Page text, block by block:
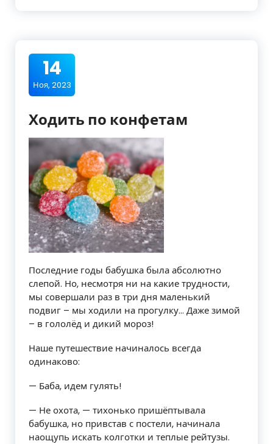
14
Ноя, 2023
Ходить по конфетам
Последние годы бабушка была абсолютно
слепой. Но, несмотря ни на какие трудности,
мы совершали раз в три дня маленький
подвиг – мы ходили на прогулку… Даже зимой
– в гололёд и дикий мороз!
Наше путешествие начиналось всегда
одинаково:
— Баба, идем гулять!
— Не охота, — тихонько пришёптывала
бабушка, но привстав с постели, начинала
наощупь искать колготки и теплые рейтузы.